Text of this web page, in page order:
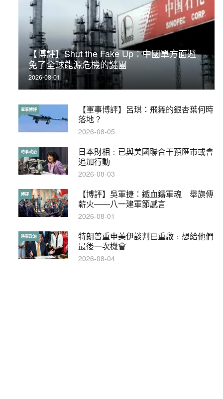
【博評】Shut the Fake Up：中國單方面避
免了全球能源危機的謎團
2026-08-01
【軍事博評】呂琪：飛舞的銀杏葉何時
落地？
軍事博評
2026-08-05
日本財相﹕已與美國聯合干預匯市或會
追加行動
時事政治
2026-08-03
【博評】吳軍捷：鐵血鑄軍魂 舉旗傳
薪火——八一建軍節感言
博評
2026-08-01
特朗普重申美伊談判已重啟﹕想給他們
最後一次機會
時事政治
2026-08-04
荃灣反黑組「砌生豬肉」砌錯O記臥底4警員
被控
2019-11-01
【輕百科】被抽中當陪審員能拒絕嗎？
輕百科
2017-10-17
【輕盤點】集會遊行陸續有來？一文盡
覽8月示威活動
輕盤點
2019-08-30
本港保護兒童法例雜亂互相矛盾家長易
墮法網
特稿
2019-05-21
【輕百科】甚麼按摩院要領牌？顧客涉
及刑責嗎？
輕百科
2021-05-13